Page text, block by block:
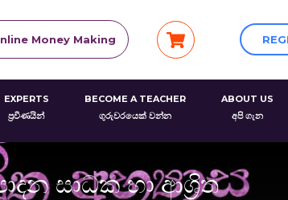
Money Making
EXPERTS
ප්‍රවීණයින්
BECOME A TEACHER
ගුරුවරයෙක් වන්න
ABOUT US
අපි ගැන
සාධක හා ආශ්‍රිත